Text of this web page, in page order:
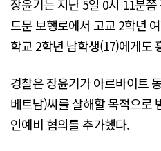
장윤기는 지난 5일 0시 11분
드문 보행로에서 고교 2학년
학교 2학년 남학생(17)에게도
경찰은 장윤기가 아르바이트
베트남)씨를 살해할 목적으로
인예비 혐의를 추가했다.